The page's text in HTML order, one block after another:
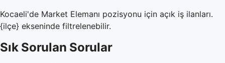
Kocaeli'de Market Elemanı pozisyonu için açık iş ilanları.
{ilçe} ekseninde filtrelenebilir.
Sık Sorulan Sorular